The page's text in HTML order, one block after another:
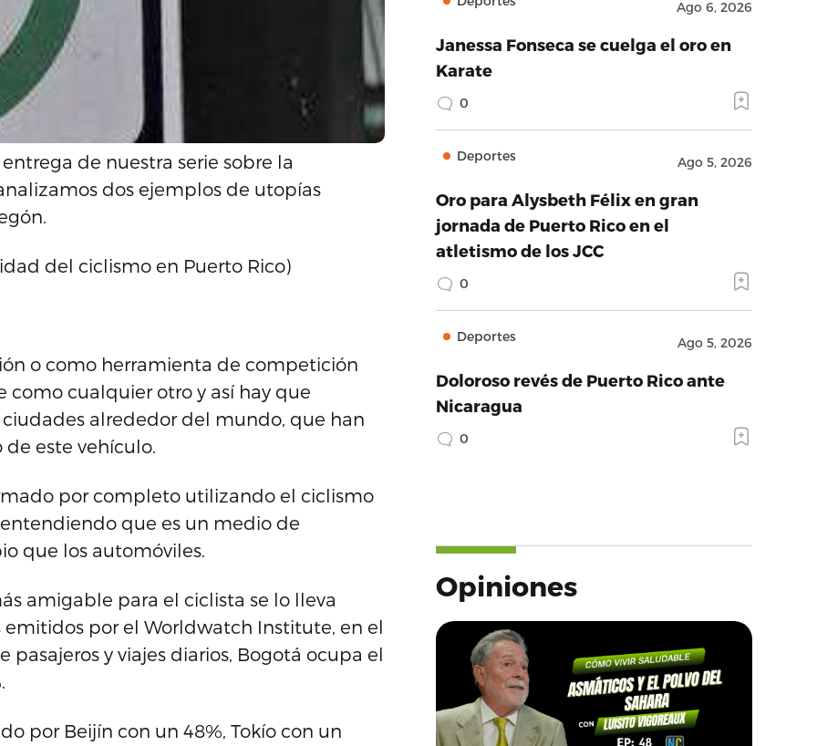
de nuestra serie sobre la
dos ejemplos de utopías
del ciclismo en Puerto Rico)
o como herramienta de competición
cualquier otro y así hay que
alrededor del mundo, que han
este vehículo.
por completo utilizando el ciclismo
que es un medio de
que los automóviles.
amigable para el ciclista se lo lleva
por el Worldwatch Institute, en el
y viajes diarios, Bogotá ocupa el
por Beijín con un 48%, Tokío con un
Ago 6, 2026
Janessa Fonseca se cuelga el oro en
Karate
0
Deportes Ago 5, 2026
Oro para Alysbeth Félix en gran
jornada de Puerto Rico en el
atletismo de los JCC
0
Deportes Ago 5, 2026
Doloroso revés de Puerto Rico ante
Nicaragua
0
Opiniones